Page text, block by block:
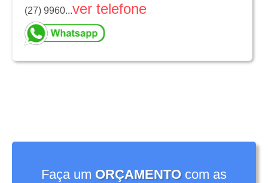
(27) 9960...ver telefone
Faça um ORÇAMENTOcom as